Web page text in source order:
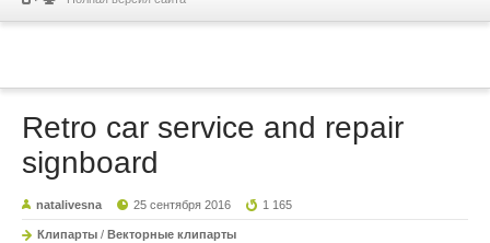
Retro car service and repair
signboard
natalivesna 25 сентября 2016 1 165
Клипарты / Векторные клипарты